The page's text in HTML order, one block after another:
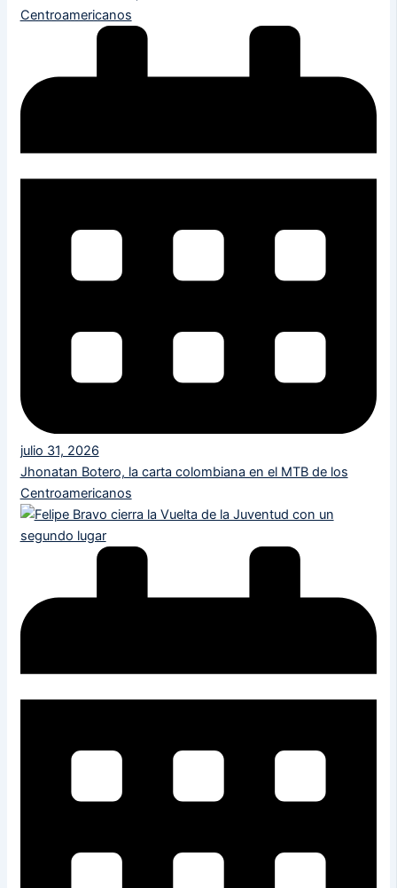
julio 31, 2026
Jhonatan Botero, la carta colombiana en el MTB de los
Centroamericanos